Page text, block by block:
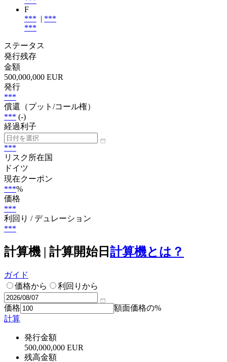
F
*** | ***
***
ステータス
発行残存
金額
500,000,000 EUR
発行
***
償還（プット/コール権）
*** (-)
経過利子
***
リスク所在国
ドイツ
現在クーポン
***%
価格
***
利回り / デュレーション
***
計算機 | 計算開始日 計算機とは？
ガイド
価格から
利回りから
価格
額面価格の%
計算
発行金額
500,000,000 EUR
残高金額